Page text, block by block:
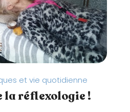
et vie quotidienne
la réflexologie !